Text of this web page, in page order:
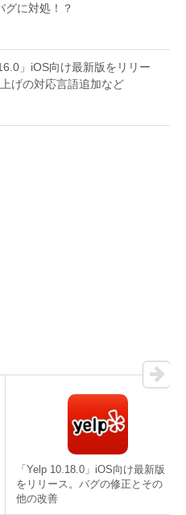
グに対処！？
」iOS向け最新版をリリー
げの対応言語追加など
「Yelp 10.18.0」iOS向け最新版
をリリース。バグの修正とその
他の改善